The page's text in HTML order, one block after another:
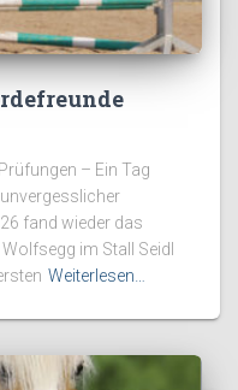
– Ein Tag
fand wieder das
im Stall Seidl
Weiterlesen…